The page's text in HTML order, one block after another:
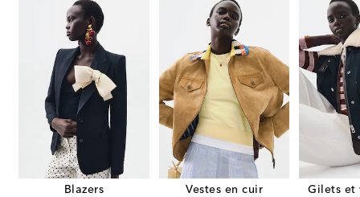
Blazers Vestes en cuir
Gilets et